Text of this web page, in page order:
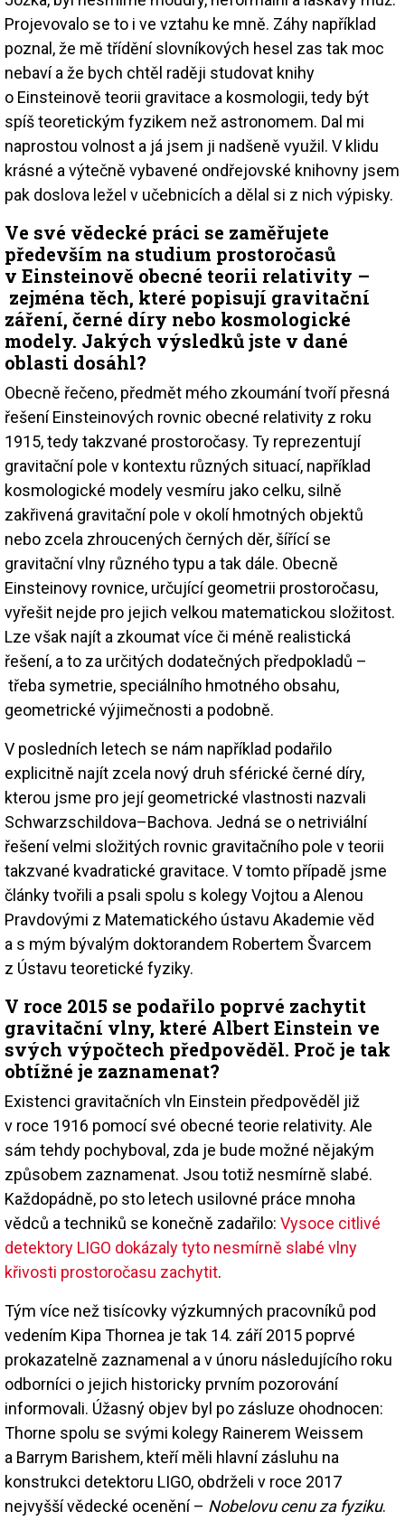
Projevovalo se to i ve vztahu ke mně. Záhy například
poznal, že mě třídění slovníkových hesel zas tak moc
nebaví a že bych chtěl raději studovat knihy
o Einsteinově teorii gravitace a kosmo­logii, tedy být
spíš teoretickým fyzikem než astronomem. Dal mi
naprostou volnost a já jsem ji nadšeně využil. V klidu
krásné a výtečně vybavené ondřejovské knihovny jsem
pak doslova ležel v učebnicích a dělal si z nich výpisky.
Ve své vědecké práci se zaměřujete
především na studium prostoro­časů
v Einsteinově obecné teorii relativity –
zejména těch, které popisují gravitační
záření, černé díry nebo kosmologické
modely. Jakých výsledků jste v dané
oblasti dosáhl?
Obecně řečeno, předmět mého zkoumání tvoří přesná
řešení Einsteinových rovnic obecné relativity z roku
1915, tedy takzvané prostoročasy. Ty reprezentují
gravitační pole v kontextu různých situací, například
kosmologické modely vesmíru jako celku, silně
zakřivená gravitační pole v okolí hmotných objektů
nebo zcela zhroucených černých děr, šířící se
gravitační vlny různého typu a tak dále. Obecně
Einsteinovy rovnice, určující geometrii prostoročasu,
vyřešit nejde pro jejich velkou matematickou složitost.
Lze však najít a zkoumat více či méně realistická
řešení, a to za určitých dodatečných předpokladů –
třeba symetrie, speciálního hmotného obsahu,
geometrické výjimečnosti a podobně.
V posledních letech se nám například podařilo
explicitně najít zcela nový druh sférické černé díry,
kterou jsme pro její geometrické vlastnosti nazvali
Schwarzschildova–Bachova. Jedná se o netriviální
řešení velmi složitých rovnic gravitačního pole v teorii
takzvané kvadratické gravitace. V tomto případě jsme
články tvořili a psali spolu s kolegy Vojtou a Alenou
Pravdovými z Matematického ústavu Akademie věd
a s mým bývalým doktorandem Robertem Švarcem
z Ústavu teoretické fyziky.
V roce 2015 se podařilo poprvé zachytit
gravitační vlny, které Albert Einstein ve
svých výpočtech předpověděl. Proč je tak
obtížné je zaznamenat?
Existenci gravitačních vln Einstein předpověděl již
v roce 1916 pomocí své obecné teorie relativity. Ale
sám tehdy pochyboval, zda je bude možné nějakým
způsobem zaznamenat. Jsou totiž nesmírně slabé.
Každopádně, po sto letech usilovné práce mnoha
vědců a techniků se konečně zadařilo: Vysoce citlivé
detektory LIGO dokázaly tyto nesmírně slabé vlny
křivosti prostoročasu zachytit.
Tým více než tisícovky výzkumných pracovníků pod
vedením Kipa Thornea je tak 14. září 2015 poprvé
prokazatelně zaznamenal a v únoru následujícího roku
odborníci o jejich historicky prvním pozorování
informovali. Úžasný objev byl po zásluze ohodnocen:
Thorne spolu se svými kolegy Rainerem Weissem
a Barrym Barishem, kteří měli hlavní zásluhu na
konstrukci detektoru LIGO, obdrželi v roce 2017
nejvyšší vědecké ocenění – Nobelovu cenu za fyziku.